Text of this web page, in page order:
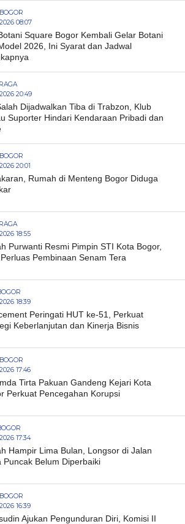
08:07
Square Bogor Kembali Gelar Botani
2026, Ini Syarat dan Jadwal
20:49
Dijadwalkan Tiba di Trabzon, Klub
Suporter Hindari Kendaraan Pribadi dan
20:01
Rumah di Menteng Bogor Diduga
18:55
Purwanti Resmi Pimpin STI Kota Bogor,
Pembinaan Senam Tera
18:39
Peringati HUT ke-51, Perkuat
Keberlanjutan dan Kinerja Bisnis
17:46
Tirta Pakuan Gandeng Kejari Kota
Perkuat Pencegahan Korupsi
17:34
Hampir Lima Bulan, Longsor di Jalan
Puncak Belum Diperbaiki
16:39
Ajukan Pengunduran Diri, Komisi II